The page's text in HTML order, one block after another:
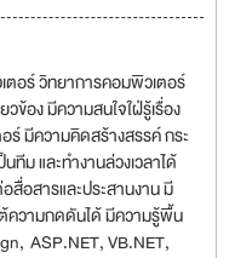
อร์ วิทยาการคอมพิวเตอร์
ข้อง มีความสนใจใฝ่รู้เรื่อง
ร์ มีความคิดสร้างสรรค์ กระ
ทีม และทำงานล่วงเวลาได้
อสารและประสานงาน มี
ความกดดันได้ มีความรู้พื้น
ASP.NET, VB.NET,